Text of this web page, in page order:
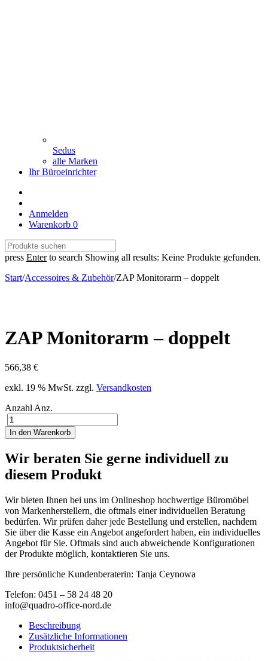
Sedus
alle Marken
Ihr Büroeinrichter
Anmelden
Warenkorb 0
press Enterto search Showing all results: Keine Produkte gefunden.
Start/Accessoires & Zubehör/ZAP Monitorarm – doppelt
ZAP Monitorarm – doppelt
566,38 €
exkl. 19 % MwSt. zzgl. Versandkosten
Anzahl Anz.
In den Warenkorb
Wir beraten Sie gerne individuell zu
diesem Produkt
Wir bieten Ihnen bei uns im Onlineshop hochwertige Büromöbel
von Markenherstellern, die oftmals einer individuellen Beratung
bedürfen. Wir prüfen daher jede Bestellung und erstellen, nachdem
Sie über die Kasse ein Angebot angefordert haben, ein individuelles
Angebot für Sie. Oftmals sind auch abweichende Konfigurationen
der Produkte möglich, kontaktieren Sie uns.
Ihre persönliche Kundenberaterin: Tanja Ceynowa
Telefon: 0451 – 58 24 48 20
info@quadro-office-nord.de
Beschreibung
Zusätzliche Informationen
Produktsicherheit